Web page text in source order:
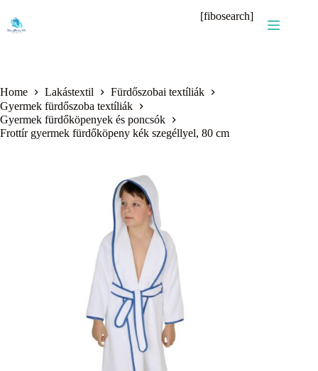
content
[fibosearch]
Home Lakástextil
Fürdőszobai textíliák
Gyermek fürdőszoba textíliák
Gyermek fürdőköpenyek és poncsók
Frottír gyermek fürdőköpeny kék szegéllyel, 80 cm